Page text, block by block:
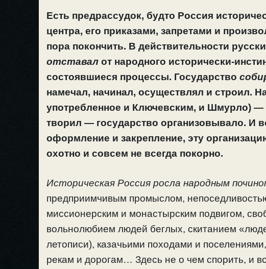
Есть предрассудок, будто Россия
центра, его приказами, запретами и
пора покончить. В действительности
отставал от народного исторически-
состоявшиеся процессы. Государство
намечал, начинал, осуществлял и строил.
употребленное и Ключевским, и Шмурло) —
творил — государство организовывало. И
оформление и закрепление, эту
охотно и совсем не всегда покорно.
Историческая Россия росла народным
предприимчивым промыслом,
миссионерским и монастырским подвигом,
вольнолюбием людей беглых, скитанием
летописи), казачьими походами и
рекам и дорогам… Здесь не о чем спорить, и